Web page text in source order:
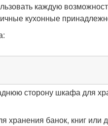
каждую
кухонные
сторону шкафа для
хранения банок, книг или